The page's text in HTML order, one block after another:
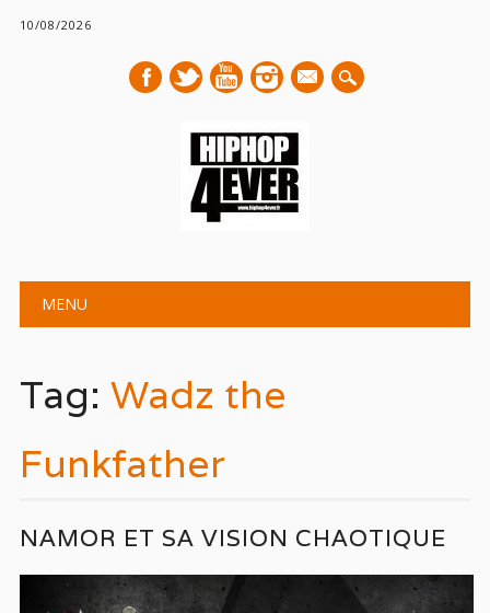
10/08/2026
mail
Main menu
MENU
Tag: Wadz the
Funkfather
NAMOR ET SA VISION CHAOTIQUE